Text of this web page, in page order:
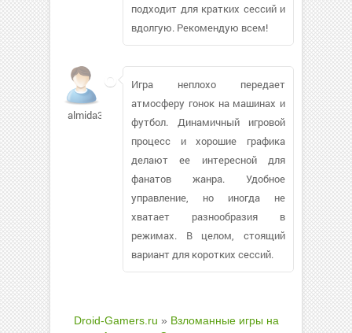
подходит для кратких сессий и
вдолгую. Рекомендую всем!
almida326
Игра неплохо передает
атмосферу гонок на машинах и
футбол. Динамичный игровой
процесс и хорошие графика
делают ее интересной для
фанатов жанра. Удобное
управление, но иногда не
хватает разнообразия в
режимах. В целом, стоящий
вариант для коротких сессий.
Droid-Gamers.ru » Взломанные игры на